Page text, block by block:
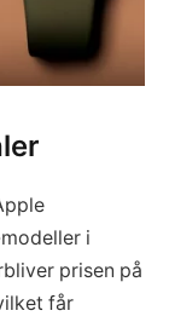
i
prisen på
får